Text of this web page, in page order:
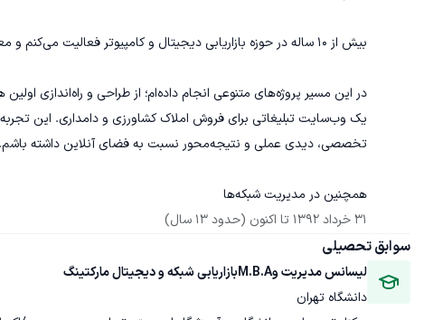
در این مسیر پروژه‌های
همچنین در مدیریت شبکه‌ها
31 خرداد 1392
تا اکنون (حدود 13 سال)
سوابق تحصیلی
لیسانس مدیریت وM.B.Aبازاریابی شبکه و دیجیتال مارکتینگ
دانشگاه تهران